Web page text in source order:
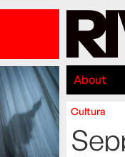
About
Cultura